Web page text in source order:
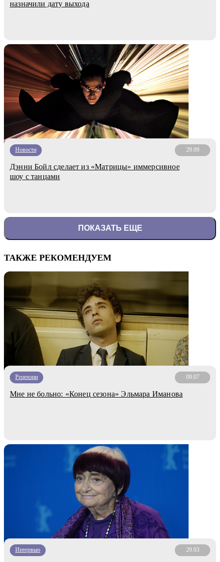
назначили дату выхода
Новости 29.09
Дэнни Бойл сделает из «Матрицы» иммерсивное
шоу с танцами
ПОКАЗАТЬ ЕЩЕ
ТАКЖЕ РЕКОМЕНДУЕМ
Рецензии 09.07
Мне не больно: «Конец сезона» Эльмара Иманова
Интервью 29.03